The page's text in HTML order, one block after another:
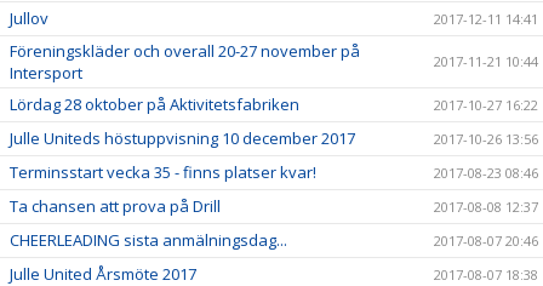
Jullov 2017-12-11 14:41
Föreningskläder och overall 20-27 november på
Intersport
2017-11-21 10:44
Lördag 28 oktober på Aktivitetsfabriken 2017-10-27 16:22
Julle Uniteds höstuppvisning 10 december 2017 2017-10-26 13:56
Terminsstart vecka 35 - finns platser kvar! 2017-08-23 08:46
Ta chansen att prova på Drill 2017-08-08 12:37
CHEERLEADING sista anmälningsdag... 2017-08-07 20:46
Julle United Årsmöte 2017 2017-08-07 18:38